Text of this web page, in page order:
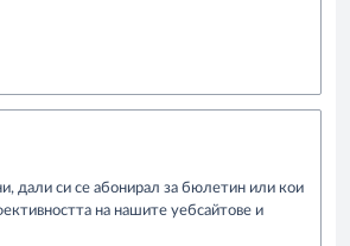
дали си се абонирал за бюлетин или кои
на нашите уебсайтове и